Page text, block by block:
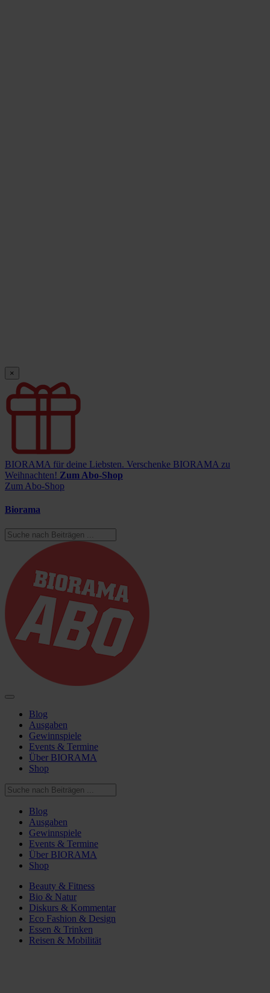
×
BIORAMA für deine Liebsten. Verschenke BIORAMA zu
Weihnachten! Zum Abo-Shop
Zum Abo-Shop
Biorama
Blog
Ausgaben
Gewinnspiele
Events & Termine
Über BIORAMA
Shop
Blog
Ausgaben
Gewinnspiele
Events & Termine
Über BIORAMA
Shop
Beauty & Fitness
Bio & Natur
Diskurs & Kommentar
Eco Fashion & Design
Essen & Trinken
Reisen & Mobilität